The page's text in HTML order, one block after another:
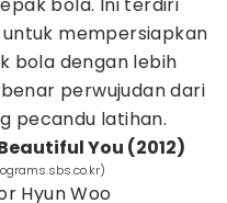
mempersiapkan
bola dengan lebih
perwujudan dari
pecandu latihan.
You (2012)
Hyun Woo